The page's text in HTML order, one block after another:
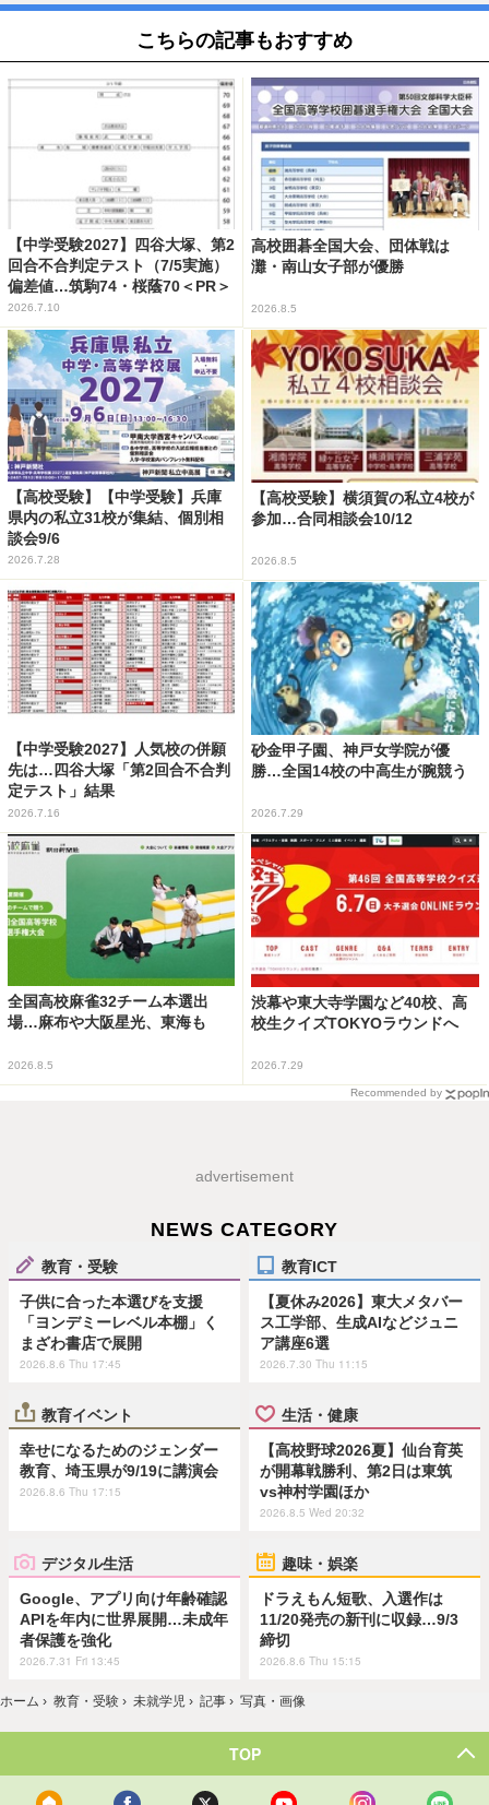
こちらの記事もおすすめ
【中学受験2027】四谷大塚、第2
回合不合判定テスト（7/5実施）
偏差値…筑駒74・桜蔭70＜PR＞
2026.7.10
高校囲碁全国大会、団体戦は
灘・南山女子部が優勝
2026.8.5
【高校受験】【中学受験】兵庫
県内の私立31校が集結、個別相
談会9/6
2026.7.28
【高校受験】横須賀の私立4校が
参加…合同相談会10/12
2026.8.5
【中学受験2027】人気校の併願
先は…四谷大塚「第2回合不合判
定テスト」結果
2026.7.16
砂金甲子園、神戸女学院が優
勝…全国14校の中高生が腕競う
2026.7.29
全国高校麻雀32チーム本選出
場…麻布や大阪星光、東海も
2026.8.5
渋幕や東大寺学園など40校、高
校生クイズTOKYOラウンドへ
2026.7.29
Recommended by
advertisement
NEWS CATEGORY
教育・受験
子供に合った本選びを支援
「ヨンデミーレベル本棚」く
まざわ書店で展開
2026.8.6 Thu 17:45
教育ICT
【夏休み2026】東大メタバー
ス工学部、生成AIなどジュニ
ア講座6選
2026.7.30 Thu 11:15
教育イベント
幸せになるためのジェンダー
教育、埼玉県が9/19に講演会
2026.8.6 Thu 17:15
生活・健康
【高校野球2026夏】仙台育英
が開幕戦勝利、第2日は東筑
vs神村学園ほか
2026.8.5 Wed 20:32
デジタル生活
Google、アプリ向け年齢確認
APIを年内に世界展開…未成年
者保護を強化
2026.7.31 Fri 13:45
趣味・娯楽
ドラえもん短歌、入選作は
11/20発売の新刊に収録…9/3
締切
2026.8.6 Thu 15:15
ホーム › 教育・受験 › 未就学児 › 記事 › 写真・画像
TOP